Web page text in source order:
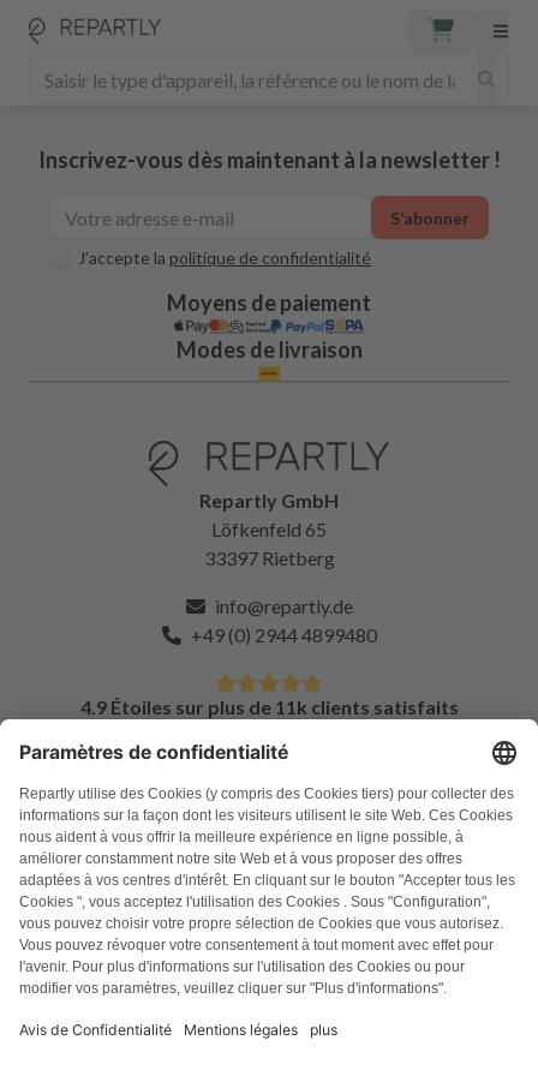
Inscrivez-vous dès maintenant à la newsletter !
J’accepte la politique de confidentialité
S’abonner
Moyens de paiement
Modes de livraison
Repartly GmbH
Löfkenfeld 65
33397 Rietberg
info@repartly.de
+49 (0) 2944 4899480
4.9 Étoiles sur plus de 11k clients satisfaits
FAQ
Tous les codes d'erreur
À propos de nous
Presse
Mentions légales
Conditions générales